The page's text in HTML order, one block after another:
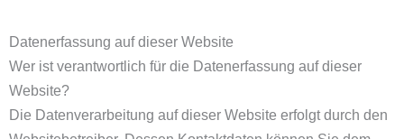
Datenerfassung auf dieser Website
Wer ist verantwortlich für die Datenerfassung auf dieser
Website?
Die Datenverarbeitung auf dieser Website erfolgt durch den